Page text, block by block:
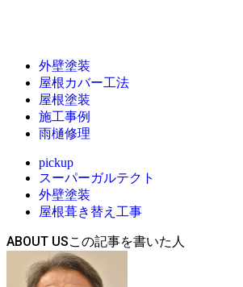
外壁塗装
屋根カバー工法
屋根塗装
施工事例
雨樋修理
pickup
スーパーガルテクト
外壁塗装
屋根葺き替え工事
ABOUT US